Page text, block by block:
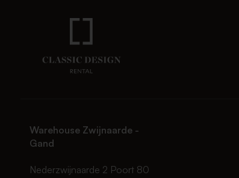
Warehouse Zwijnaarde -
Gand
Nederzwijnaarde 2 Poort 80